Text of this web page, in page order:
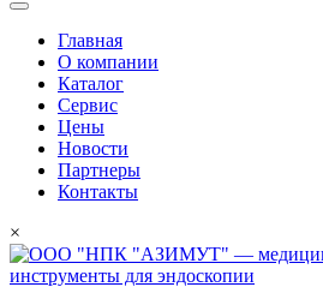
Главная
О компании
Каталог
Сервис
Цены
Новости
Партнеры
Контакты
×